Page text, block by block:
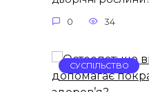
0 34
СУСПІЛЬСТВО